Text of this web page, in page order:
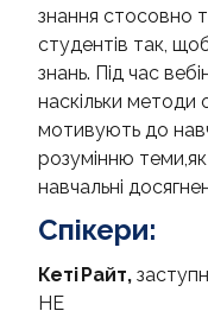
знання стосовно
студентів так,
знань. Під час
наскільки методи
мотивують до
розумінню
навчальні
Спікери:
Кеті Райт,
HE